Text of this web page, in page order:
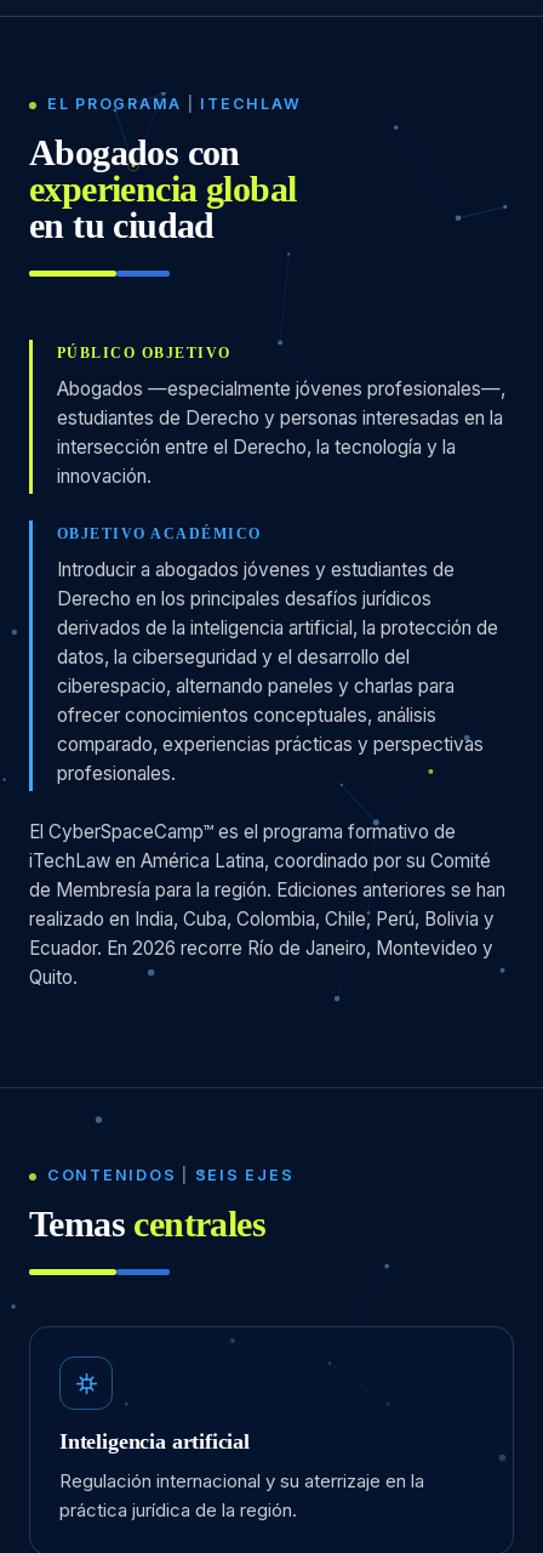
EL PROGRAMA ITECHLAW
Abogados con
experiencia global
en tu ciudad
PÚBLICO OBJETIVO
Abogados —especialmente jóvenes profesionales—,
estudiantes de Derecho y personas interesadas en la
intersección entre el Derecho, la tecnología y la
innovación.
OBJETIVO ACADÉMICO
Introducir a abogados jóvenes y estudiantes de
Derecho en los principales desafíos jurídicos
derivados de la inteligencia artificial, la protección de
datos, la ciberseguridad y el desarrollo del
ciberespacio, alternando paneles y charlas para
ofrecer conocimientos conceptuales, análisis
comparado, experiencias prácticas y perspectivas
profesionales.
El CyberSpaceCamp™ es el programa formativo de
iTechLaw en América Latina, coordinado por su Comité
de Membresía para la región. Ediciones anteriores se han
realizado en India, Cuba, Colombia, Chile, Perú, Bolivia y
Ecuador. En 2026 recorre Río de Janeiro, Montevideo y
Quito.
CONTENIDOS SEIS EJES
Temas centrales
Inteligencia artificial
Regulación internacional y su aterrizaje en la
práctica jurídica de la región.